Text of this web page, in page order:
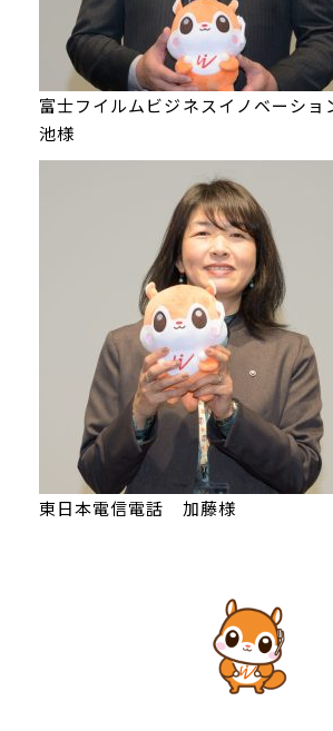
富士フイルムビジネスイノベーシ
池様
東日本電信電話 加藤様